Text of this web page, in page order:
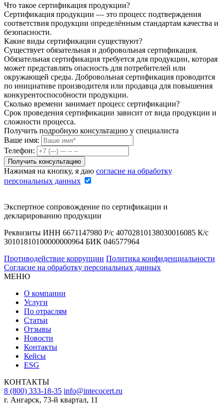
Что такое сертификация продукции?
Сертификация продукции — это процесс подтверждения
соответствия продукции определённым стандартам качества и
безопасности.
Какие виды сертификации существуют?
Существует обязательная и добровольная сертификация.
Обязательная сертификация требуется для продукции, которая
может представлять опасность для потребителей или
окружающей среды. Добровольная сертификация проводится
по инициативе производителя или продавца для повышения
конкурентоспособности продукции.
Сколько времени занимает процесс сертификации?
Срок проведения сертификации зависит от вида продукции и
сложности процесса.
Получить подробную консультацию у специалиста
Ваше имя:
Телефон:
Нажимая на кнопку, я даю согласие на обработку
персональных данных
Экспертное сопровождение по сертификации и
декларированию продукции
Реквизиты ИНН 6671147980 Р/с 40702810138030016085 К/с
30101810100000000964 БИК 046577964
Противодействие коррупции Политика конфиденциальности
Согласие на обработку персональных данных
МЕНЮ
О компании
Услуги
По отраслям
Статьи
Отзывы
Новости
Контакты
Кейсы
ESG
КОНТАКТЫ
8 (800) 333-18-35 info@intecocert.ru
г. Ангарск, 73-й квартал, 11